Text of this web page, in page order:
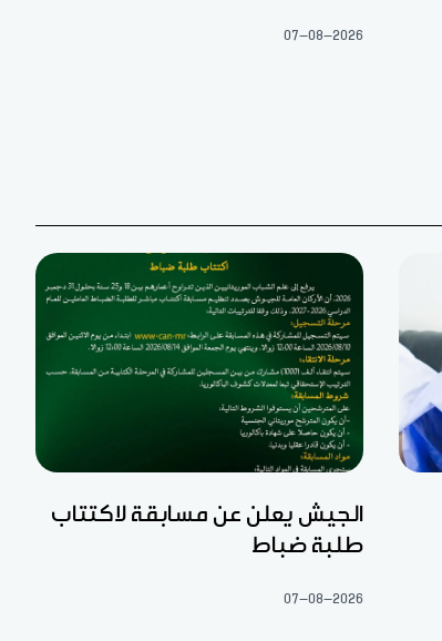
07-08-2026
الجيش يعلن عن مسابقة لاكتتاب
طلبة ضباط
07-08-2026